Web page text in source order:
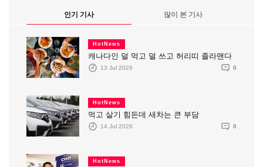
인기 기사 많이 본 기사
HotNews
캐나다인 덜 먹고 덜 쓰고 허리띠 졸라맨다
13 Jul 2026 0
HotNews
먹고 살기 힘든데 새차는 큰 부담
14 Jul 2026 0
HotNews